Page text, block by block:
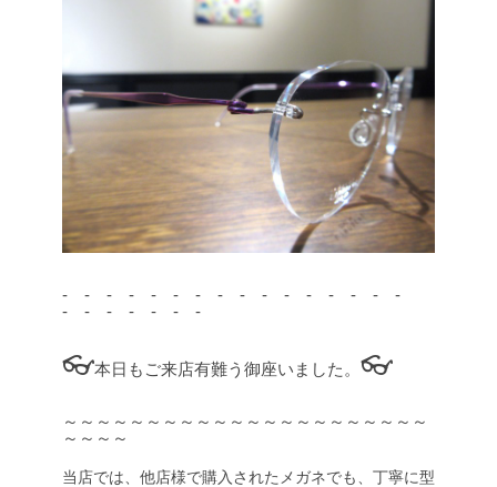
- - - - - - - - - - - - - - - -
- - - - - - -
👓本日もご来店有難う御座いました。 👓
～～～～～～～～～～～～～～～～～～～～～～
～～～～
当店では、他店様で購入されたメガネでも、丁寧に型